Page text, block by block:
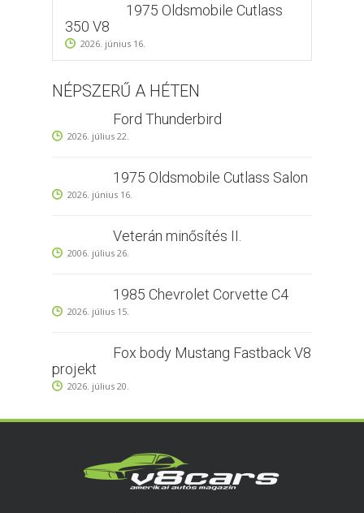
1975 Oldsmobile Cutlass
350 V8
2026. június 16.
NÉPSZERŰ A HÉTEN
Ford Thunderbird
2026. július 22.
1975 Oldsmobile Cutlass Salon
2026. június 16.
Veterán minősítés II.
2006. július 26.
1985 Chevrolet Corvette C4
2026. július 15.
Fox body Mustang Fastback V8
projekt
2026. július 20.